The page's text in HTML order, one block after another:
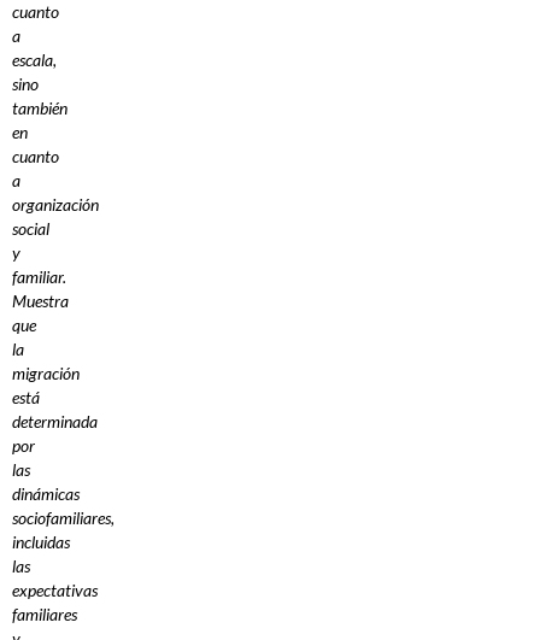
cuanto
a
escala,
sino
también
en
cuanto
a
organización
social
y
familiar.
Muestra
que
la
migración
está
determinada
por
las
dinámicas
sociofamiliares,
incluidas
las
expectativas
familiares